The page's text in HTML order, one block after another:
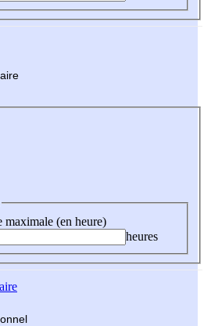
maximale (en heure)
heures